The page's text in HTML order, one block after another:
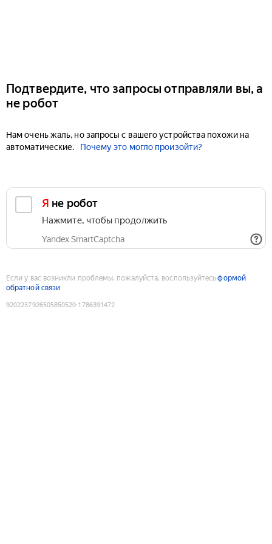
Подтвердите, что запросы отправляли вы, а
не робот
Нам очень жаль, но запросы с вашего устройства похожи на
автоматические.
Почему это могло произойти?
Я не робот
Нажмите, чтобы продолжить
Yandex SmartCaptcha
Если у вас возникли проблемы, пожалуйста, воспользуйтесьформой
обратной связи
9202237926505850520:1786391472